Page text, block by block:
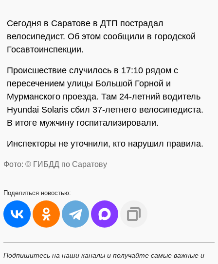
Сегодня в Саратове в ДТП пострадал
велосипедист. Об этом сообщили в городской
Госавтоинспекции.
Происшествие случилось в 17:10 рядом с
пересечением улицы Большой Горной и
Мурманского проезда. Там 24-летний водитель
Hyundai Solaris сбил 37-летнего велосипедиста.
В итоге мужчину госпитализировали.
Инспекторы не уточнили, кто нарушил правила.
Фото: © ГИБДД по Саратову
Поделиться новостью:
Подпишитесь на наши каналы и получайте самые важные и